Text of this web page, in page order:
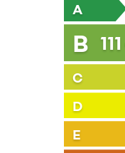
A
B 111
C
D
E